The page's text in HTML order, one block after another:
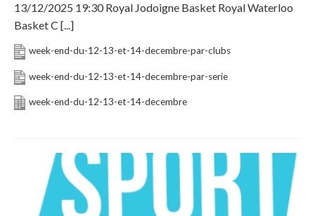
13/12/2025 19:30 Royal Jodoigne Basket Royal Waterloo
Basket C [...]
week-end-du-12-13-et-14-decembre-par-clubs
week-end-du-12-13-et-14-decembre-par-serie
week-end-du-12-13-et-14-decembre